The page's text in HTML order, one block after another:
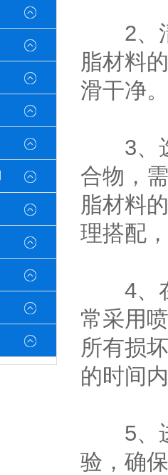
2、清
脂材料
滑干净。
3、选
合物，
脂材料
理搭配
4、在
常采用
所有损
的时间
5、进
验，确